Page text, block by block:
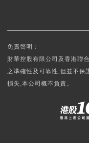
免責聲明：
財華控股有限公司及香港聯
之準確性及可靠性,但並不保
損失,本公司概不負責。